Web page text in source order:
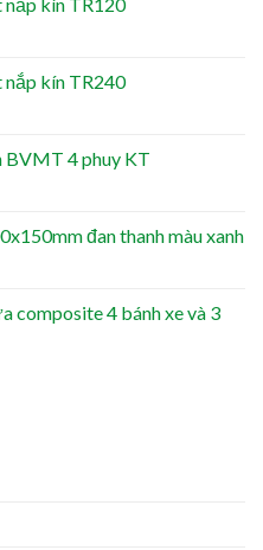
nắp kín TR240
BVMT 4 phuy KT
đan thanh màu xanh
composite 4 bánh xe và 3